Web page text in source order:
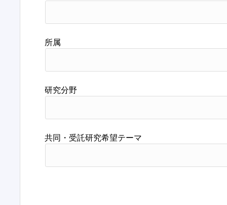
所属
研究分野
共同・受託研究希望テーマ